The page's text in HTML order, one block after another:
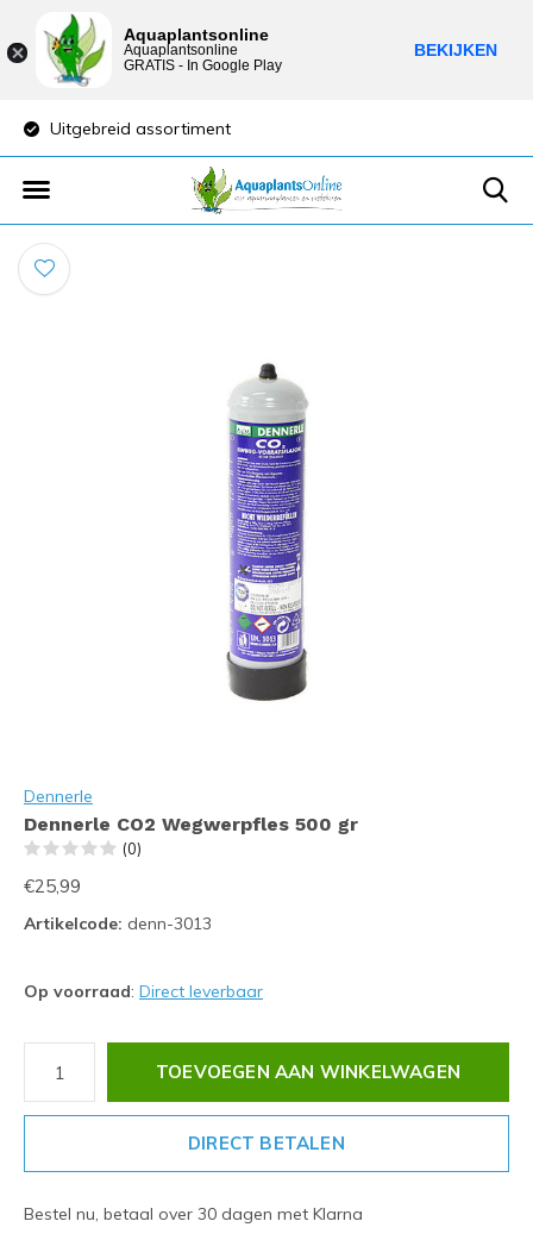
Uitgebreid assortiment
Dennerle
Dennerle CO2 Wegwerpfles 500 gr
(0)
€25,99
Artikelcode: denn-3013
Op voorraad: Direct leverbaar
TOEVOEGEN AAN WINKELWAGEN
DIRECT BETALEN
Bestel nu, betaal over 30 dagen met Klarna
Aquaplantsonline
Aquaplantsonline
GRATIS - In Google Play
BEKIJKEN